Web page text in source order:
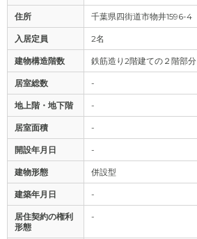
住所 千葉県四街道市物井1596-4
入居定員 2名
建物構造階数 鉄筋造り2階建ての２階部分
居室総数 -
地上階・地下階 -
居室面積 -
開設年月日 -
建物形態 併設型
建築年月日 -
居住契約の権利
形態
-